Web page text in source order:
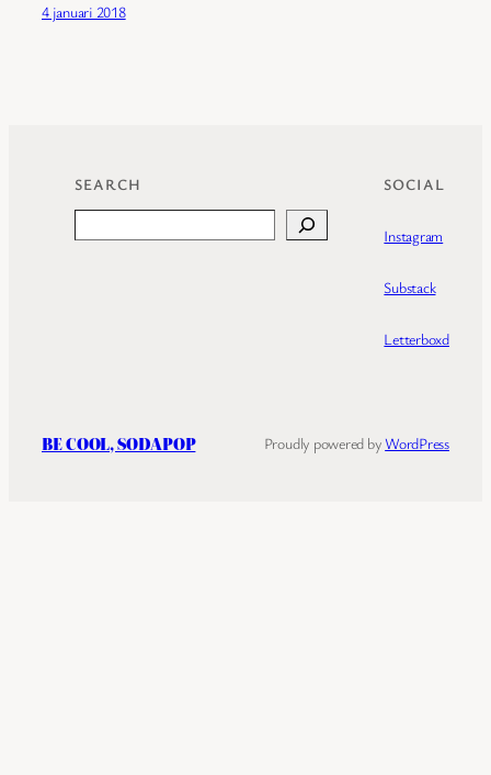
4 januari 2018
SEARCH SOCIAL
Instagram
Substack
Letterboxd
BE COOL, SODAPOP Proudly powered byWordPress